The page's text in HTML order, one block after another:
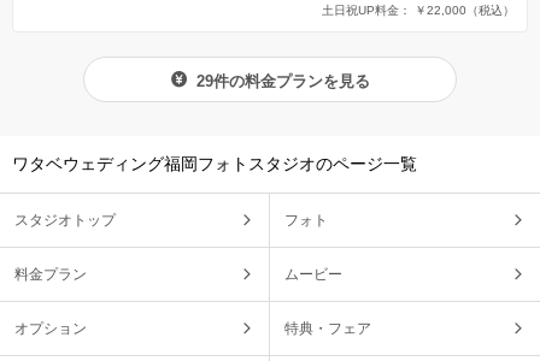
土日祝UP料金： ￥22,000 （税込）
29件の料金プランを見る
ワタベウェディング福岡フォトスタジオのページ一覧
スタジオトップ フォト
料金プラン ムービー
オプション 特典・フェア